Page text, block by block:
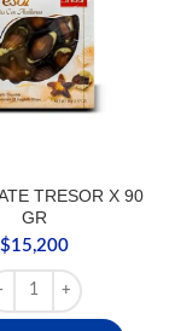
TRESOR X 90
GR
$15,200
TRESOR